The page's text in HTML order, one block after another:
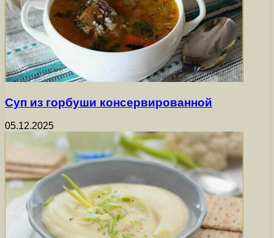
Суп из горбуши консервированной
05.12.2025